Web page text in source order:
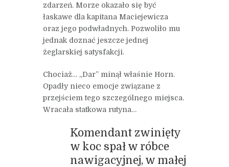
zdarzeń. Morze okazało się być
łaskawe dla kapitana Maciejewicza
oraz jego podwładnych. Pozwoliło mu
jednak doznać jeszcze jednej
żeglarskiej satysfakcji.
Chociaż… „Dar” minął właśnie Horn.
Opadły nieco emocje związane z
przejściem tego szczególnego miejsca.
Wracała statkowa rutyna…
Komendant zwinięty
w koc spał w róbce
nawigacyjnej, w małej